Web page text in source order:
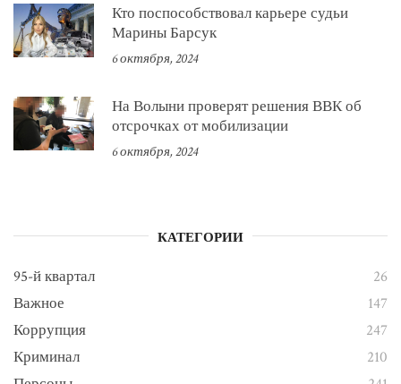
Кто поспособствовал карьере судьи
Марины Барсук
6 октября, 2024
На Волыни проверят решения ВВК об
отсрочках от мобилизации
6 октября, 2024
КАТЕГОРИИ
95-й квартал
26
Важное
147
Коррупция
247
Криминал
210